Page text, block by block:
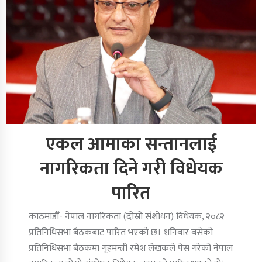
एकल आमाका सन्तानलाई
नागरिकता दिने गरी विधेयक
पारित
काठमाडौँ- नेपाल नागरिकता (दोस्रो संशोधन) विधेयक, २०८२
प्रतिनिधिसभा बैठकबाट पारित भएको छ। शनिबार बसेको
प्रतिनिधिसभा बैठकमा गृहमन्त्री रमेश लेखकले पेस गरेको नेपाल